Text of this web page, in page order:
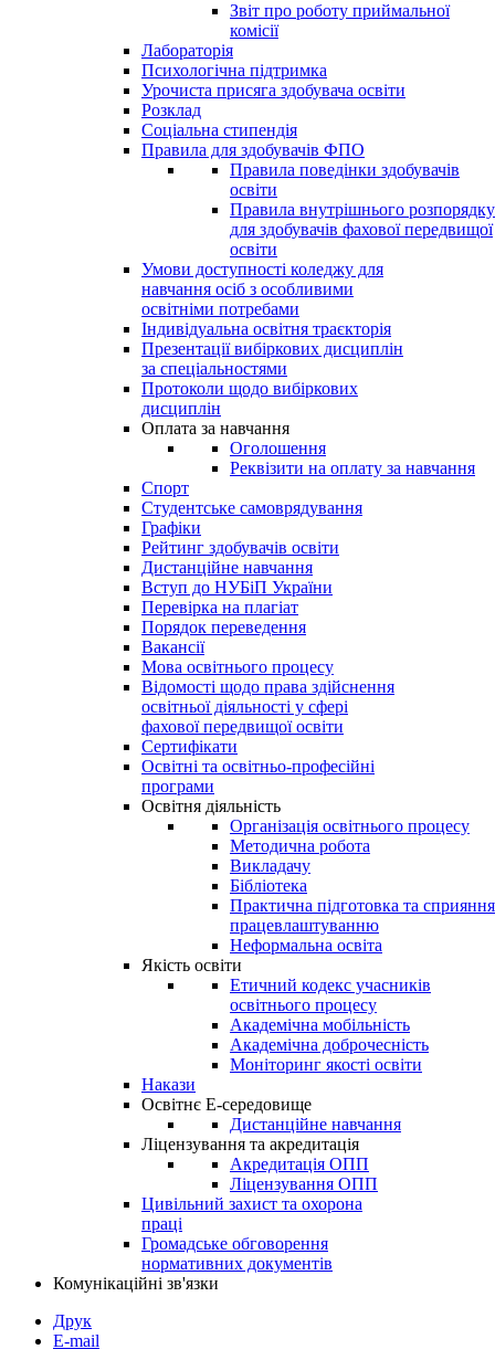
Звіт про роботу приймальної
комісії
Лабораторія
Психологічна підтримка
Урочиста присяга здобувача освіти
Розклад
Соціальна стипендія
Правила для здобувачів ФПО
Правила поведінки здобувачів
освіти
Правила внутрішнього розпорядку
для здобувачів фахової передвищої
освіти
Умови доступності коледжу для
навчання осіб з особливими
освітніми потребами
Індивідуальна освітня траєкторія
Презентації вибіркових дисциплін
за спеціальностями
Протоколи щодо вибіркових
дисциплін
Оплата за навчання
Оголошення
Реквізити на оплату за навчання
Спорт
Студентське самоврядування
Графіки
Рейтинг здобувачів освіти
Дистанційне навчання
Вступ до НУБіП України
Перевірка на плагіат
Порядок переведення
Вакансії
Мова освітнього процесу
Відомості щодо права здійснення
освітньої діяльності у сфері
фахової передвищої освіти
Сертифікати
Освітні та освітньо-професійні
програми
Освітня діяльність
Організація освітнього процесу
Методична робота
Викладачу
Бібліотека
Практична підготовка та сприяння
працевлаштуванню
Неформальна освіта
Якість освіти
Етичний кодекс учасників
освітнього процесу
Академічна мобільність
Академічна доброчесність
Моніторинг якості освіти
Накази
Освітнє Е-середовище
Дистанційне навчання
Ліцензування та акредитація
Акредитація ОПП
Ліцензування ОПП
Цивільний захист та охорона
праці
Громадське обговорення
нормативних документів
Комунікаційні зв'язки
Друк
E-mail